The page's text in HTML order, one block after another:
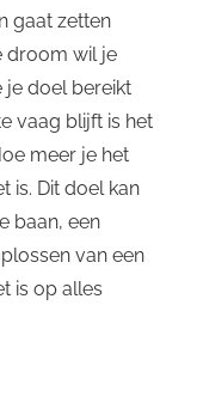
gaat zetten
droom wil je
je doel bereikt
vaag blijft is het
meer je het
is. Dit doel kan
baan, een
van een
is op alles